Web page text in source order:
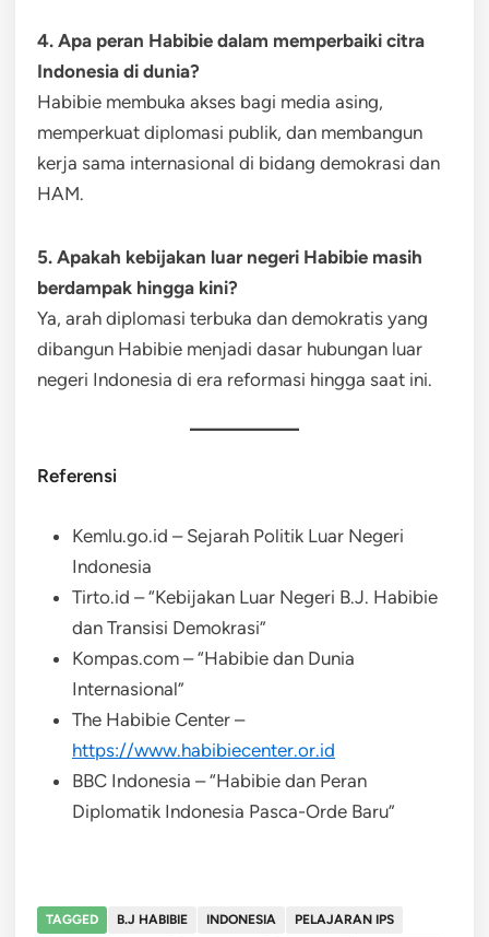
4. Apa peran Habibie dalam memperbaiki citra
Indonesia di dunia?
Habibie membuka akses bagi media asing,
memperkuat diplomasi publik, dan membangun
kerja sama internasional di bidang demokrasi dan
HAM.
5. Apakah kebijakan luar negeri Habibie masih
berdampak hingga kini?
Ya, arah diplomasi terbuka dan demokratis yang
dibangun Habibie menjadi dasar hubungan luar
negeri Indonesia di era reformasi hingga saat ini.
Referensi
Kemlu.go.id – Sejarah Politik Luar Negeri
Indonesia
Tirto.id – “Kebijakan Luar Negeri B.J. Habibie
dan Transisi Demokrasi”
Kompas.com – “Habibie dan Dunia
Internasional”
The Habibie Center –
https://www.habibiecenter.or.id
BBC Indonesia – “Habibie dan Peran
Diplomatik Indonesia Pasca-Orde Baru”
TAGGED B.J HABIBIE INDONESIA
PELAJARAN IPS